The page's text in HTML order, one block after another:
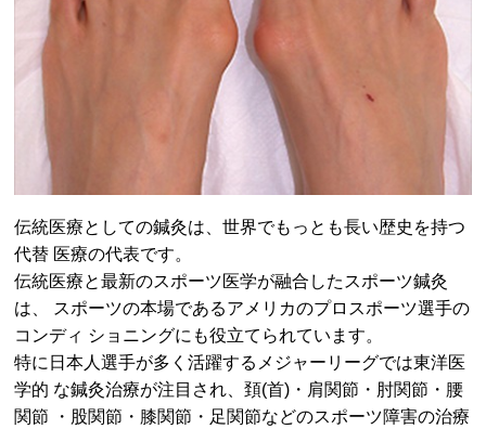
伝統医療としての鍼灸は、世界でもっとも長い歴史を持つ
代替 医療の代表です。
伝統医療と最新のスポーツ医学が融合したスポーツ鍼灸
は、 スポーツの本場であるアメリカのプロスポーツ選手の
コンディ ショニングにも役立てられています。
特に日本人選手が多く活躍するメジャーリーグでは東洋医
学的 な鍼灸治療が注目され、頚(首)・肩関節・肘関節・腰
関節 ・股関節・膝関節・足関節などのスポーツ障害の治療